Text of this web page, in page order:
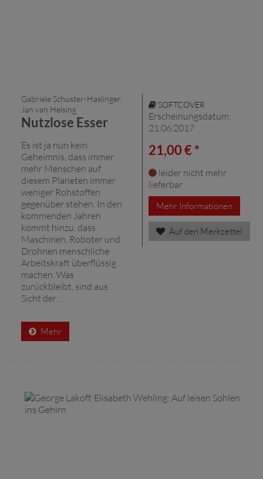
Gabriele Schuster-Haslinger,
Jan van Helsing
Nutzlose Esser
Es ist ja nun kein
Geheimnis, dass immer
mehr Menschen auf
diesem Planeten immer
weniger Rohstoffen
gegenüber stehen. In den
kommenden Jahren
kommt hinzu, dass
Maschinen, Roboter und
Drohnen menschliche
Arbeitskraft überflüssig
machen. Was
zurückbleibt, sind aus
Sicht der ...
Mehr
SOFTCOVER
Erscheinungsdatum:
21.06.2017
21,00 € *
leider nicht mehr
lieferbar
Mehr Informationen
Auf den Merkzettel